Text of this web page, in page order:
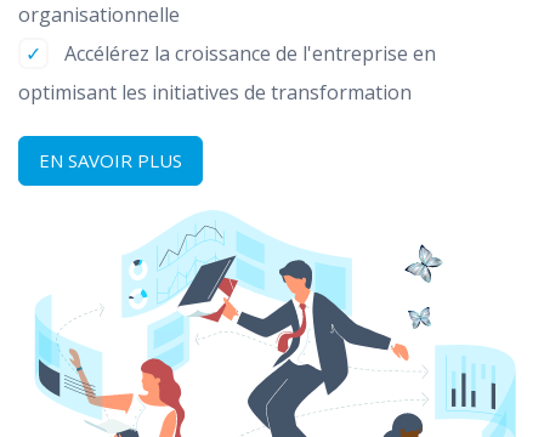
organisationnelle
Accélérez la croissance de l'entreprise en
optimisant les initiatives de transformation
EN SAVOIR PLUS